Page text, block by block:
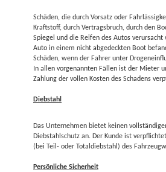
Schäden, die durch Vorsatz oder
Kraftstoff, durch Vertragsbruch, durch den
Spiegel und die Reifen des Autos
Auto in einem nicht abgedeckten Boot
Schäden, wenn der Fahrer unter
In allen vorgenannten Fällen ist der Mieter
Zahlung der vollen Kosten des Schadens
Diebstahl
Das Unternehmen bietet keinen
Diebstahlschutz an. Der Kunde ist
(bei Teil- oder Totaldiebstahl) des
Persönliche Sicherheit